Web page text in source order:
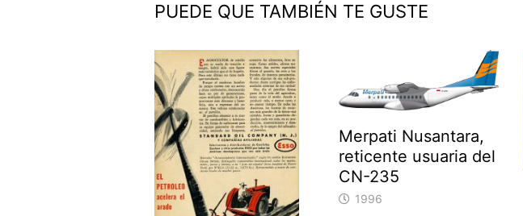
PUEDE QUE TAMBIÉN TE GUSTE
Merpati Nusantara,
reticente usuaria del
CN-235
1996